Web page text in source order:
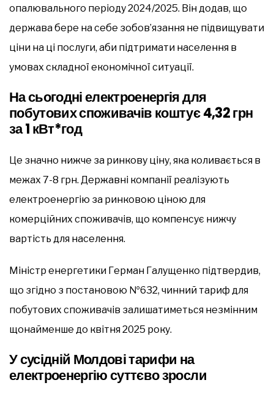
опалювального періоду 2024/2025. Він додав, що
держава бере на себе зобов’язання не підвищувати
ціни на ці послуги, аби підтримати населення в
умовах складної економічної ситуації.
На сьогодні електроенергія для
побутових споживачів коштує 4,32 грн
за 1 кВт*год
Це значно нижче за ринкову ціну, яка коливається в
межах 7-8 грн. Державні компанії реалізують
електроенергію за ринковою ціною для
комерційних споживачів, що компенсує нижчу
вартість для населення.
Міністр енергетики Герман Галущенко підтвердив,
що згідно з постановою №632, чинний тариф для
побутових споживачів залишатиметься незмінним
щонайменше до квітня 2025 року.
У сусідній Молдові тарифи на
електроенергію суттєво зросли